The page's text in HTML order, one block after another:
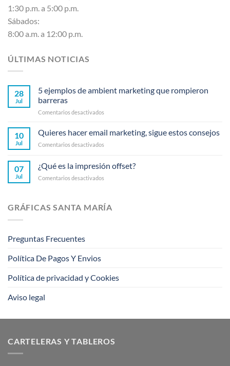
1:30 p.m. a 5:00 p.m.
Sábados:
8:00 a.m. a 12:00 p.m.
ÚLTIMAS NOTICIAS
28
Jul
5 ejemplos de ambient marketing que rompieron
barreras
Comentarios desactivados
ejemplos
ambient
que
barreras
10
Jul
Quieres hacer email marketing, sigue estos consejos
Comentarios desactivados
email
marketing,
consejos
07
Jul
¿Qué es la impresión offset?
Comentarios desactivados
la
impresión
GRÁFICAS SANTA MARÍA
Preguntas Frecuentes
Política De Pagos Y Envios
Política de privacidad y Cookies
Aviso legal
CARTELERAS Y TABLEROS